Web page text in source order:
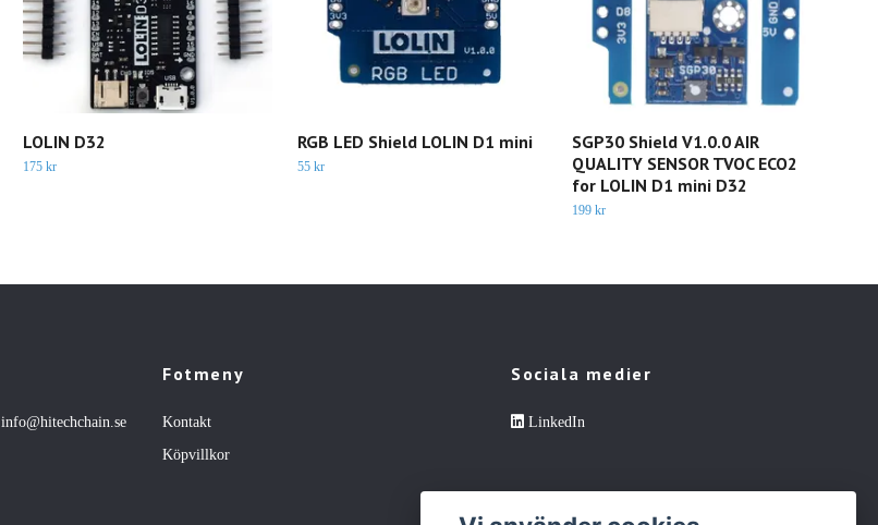
LOLIN D32
175 kr
RGB LED Shield LOLIN D1 mini
55 kr
SGP30 Shield V1.0.0 AIR
QUALITY SENSOR TVOC ECO2
for LOLIN D1 mini D32
199 kr
info@hitechchain.se
Fotmeny
Kontakt
Köpvillkor
Sociala medier
LinkedIn